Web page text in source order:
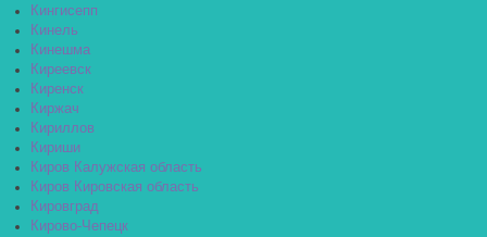
Кингисепп
Кинель
Кинешма
Киреевск
Киренск
Киржач
Кириллов
Кириши
Киров Калужская область
Киров Кировская область
Кировград
Кирово-Чепецк